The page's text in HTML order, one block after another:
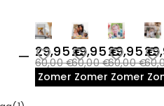
29,95 €
60,00 €
Zomeruitverkoop
29,95 €
60,00 €
Zomeruitverkoop
29,95 €
60,00 €